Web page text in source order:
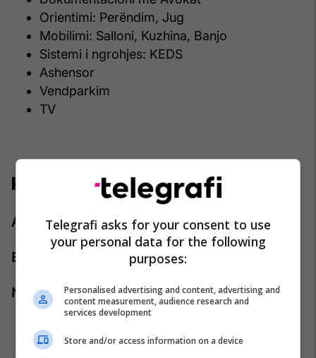
Orientimi: Perëndim, Jug
Mobilimi: Salloni, Kuzhina, Banjo
Sistemi i ngrohjes: KEDS
Ashensor
Vendparkim
TV
Kontakti:
Agjenti: Qëndresa Balaj
Emaili: qendresa.balaj@pro-rks.com
Numri i telefonit: +383 44 888 444
Telegrafi asks for your consent to use
your personal data for the following
purposes:
Personalised advertising and content, advertising and
content measurement, audience research and
services development
Store and/or access information on a device